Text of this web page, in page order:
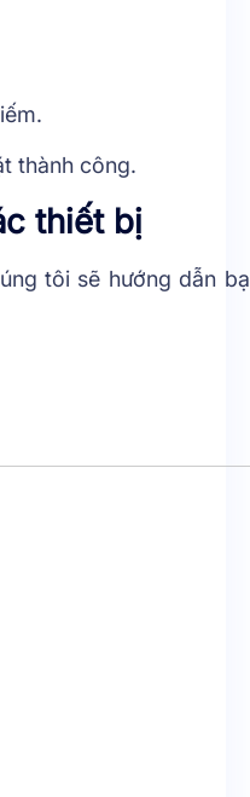
thành công.
thiết bị
tôi sẽ hướng dẫn